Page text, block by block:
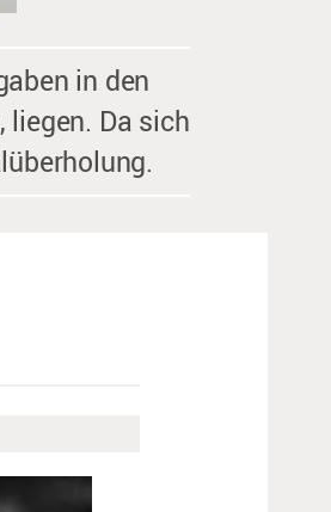
in den
liegen. Da sich